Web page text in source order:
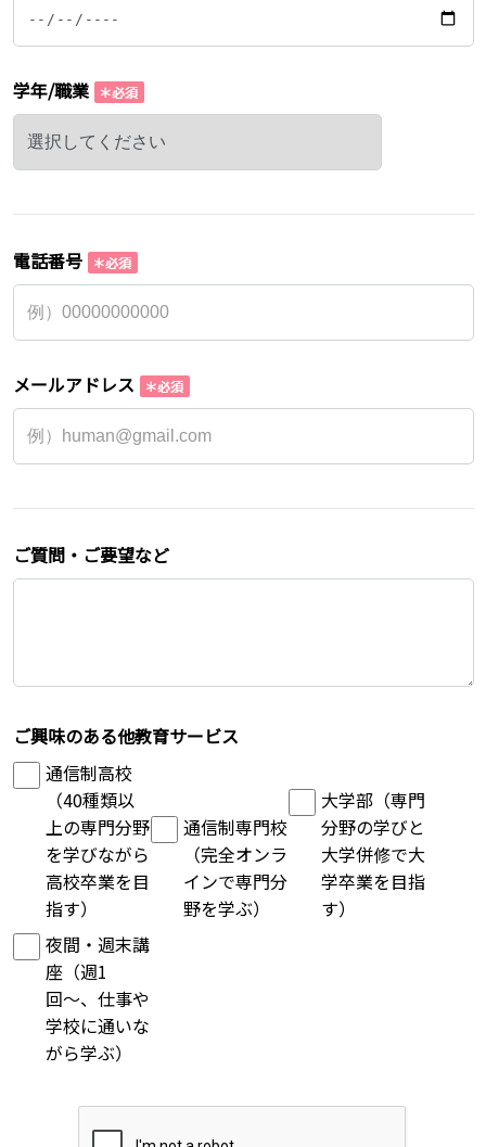
学年/職業
電話番号
メールアドレス
ご質問・ご要望など
ご興味のある他教育サービス
通信制高校
（40種類以
上の専門分野
を学びながら
高校卒業を目
指す）
通信制専門校
（完全オンラ
インで専門分
野を学ぶ）
大学部（専門
分野の学びと
大学併修で大
学卒業を目指
す）
夜間・週末講
座（週1
回〜、仕事や
学校に通いな
がら学ぶ）